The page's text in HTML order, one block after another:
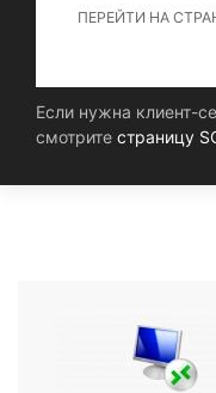
ПЕРЕЙТИ НА
Если нужна клиент-
смотрите страницу